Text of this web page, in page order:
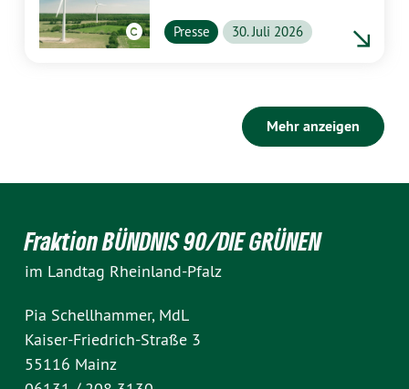
profitieren
Presse 30. Juli 2026
Mehr anzeigen
Fraktion BÜNDNIS 90/DIE GRÜNEN
im Landtag Rheinland-Pfalz
Pia Schellhammer, MdL
Kaiser-Friedrich-Straße 3
55116 Mainz